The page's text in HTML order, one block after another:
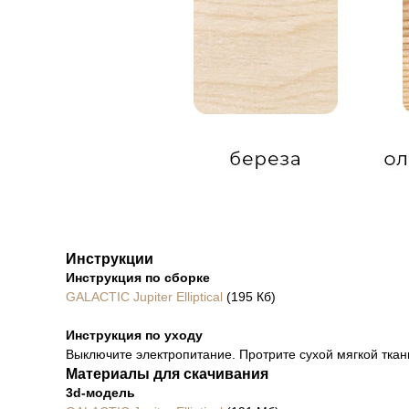
Инструкции
Инструкция по сборке
GALACTIC Jupiter Elliptical (195 Кб)
Инструкция по уходу
Выключите электропитание. Протрите сухой мягкой
Материалы для скачивания
3d-модель